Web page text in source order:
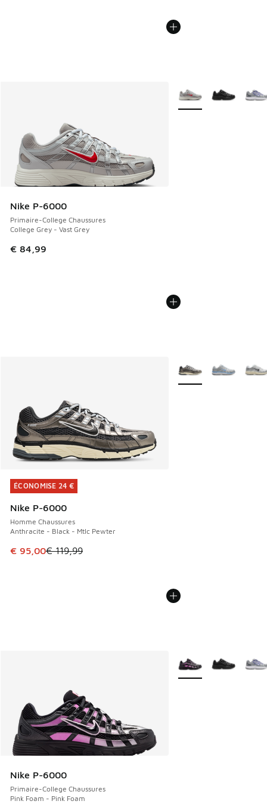
Nike P-6000
Primaire-College Chaussures
College Grey - Vast Grey
€ 84,99
Plus de couleurs
ÉCONOMISE 24 €
Nike P-6000
Homme Chaussures
Anthracite - Black - Mtlc Pewter
Cet article est en promotion. Prix en baisse de € 119,99 à
€ 95,00€ 119,99
ÉCONOMISE 24 €
Plus de couleurs
Nike P-6000
Primaire-College Chaussures
Pink Foam - Pink Foam
Plus de couleurs